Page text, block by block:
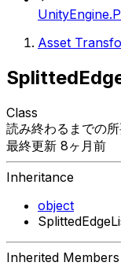
Asset
Class
読み終わるまでの
最終更新 8ヶ月前
Inheritance
object
Inherited Members